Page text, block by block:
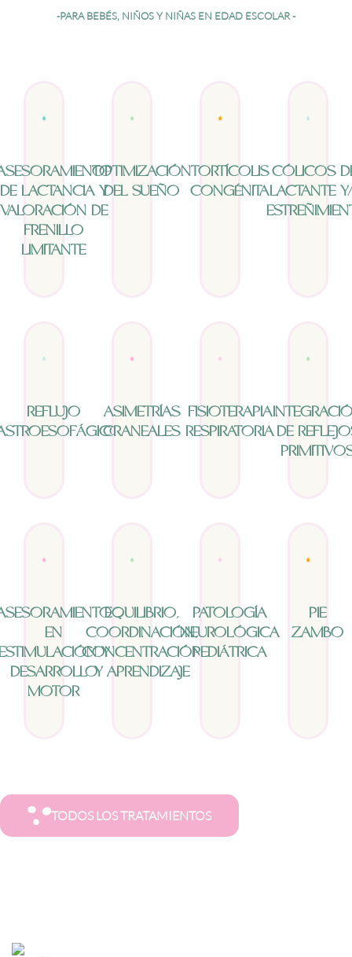
-PARA BEBÉS, NIÑOS Y NIÑAS EN EDAD ESCOLAR -
DE LACTANCIA Y
VALORACIÓN DE
FRENILLO
LIMITANTE
OPTIMIZACIÓN
DEL SUEÑO
TORTÍCOLIS
CONGÉNITA
CÓLICOS
LACTANTE
REFLUJO
ASIMETRÍAS
CRANEALES
FISIOTERAPIA
RESPIRATORIA DE
EN
Y
DESARROLLO
MOTOR
EQUILIBRIO,
COORDINACIÓN,
CONCENTRACIÓN
Y APRENDIZAJE
PATOLOGÍA
NEUROLÓGICA
PEDIÁTRICA
PIE
ZAMBO
TODOS LOS TRATAMIENTOS